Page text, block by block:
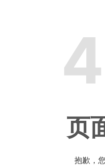
页
抱歉，